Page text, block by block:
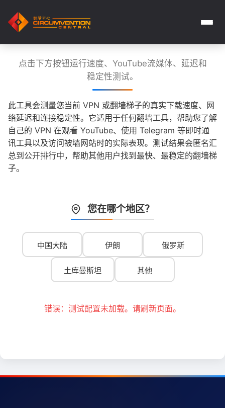
点击下方按钮运行速度、YouTube流媒体、延迟和
稳定性测试。
此工具会测量您当前 VPN 或翻墙梯子的真实下载速度、网
络延迟和连接稳定性。它适用于任何翻墙工具，帮助您了解
自己的 VPN 在观看 YouTube、使用 Telegram 等即时通
讯工具以及访问被墙网站时的实际表现。测试结果会匿名汇
总到公开排行中，帮助其他用户找到最快、最稳定的翻墙梯
子。
您在哪个地区？
中国大陆 伊朗 俄罗斯
土库曼斯坦 其他
错误：测试配置未加载。请刷新页面。